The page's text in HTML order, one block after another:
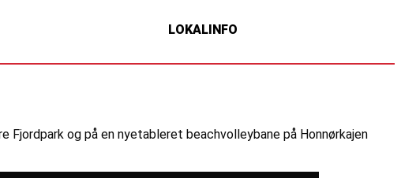
LOKALINFO
Fjordpark og på en nyetableret beachvolleybane på Honnørkajen